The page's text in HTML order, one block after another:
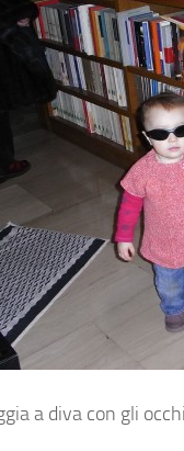
a diva con gli